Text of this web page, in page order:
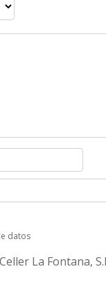
datos
La Fontana,